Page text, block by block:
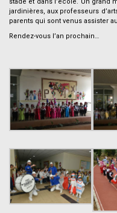
jardinières, aux professeurs
parents qui sont venus assister
Rendez-vous l’an prochain…